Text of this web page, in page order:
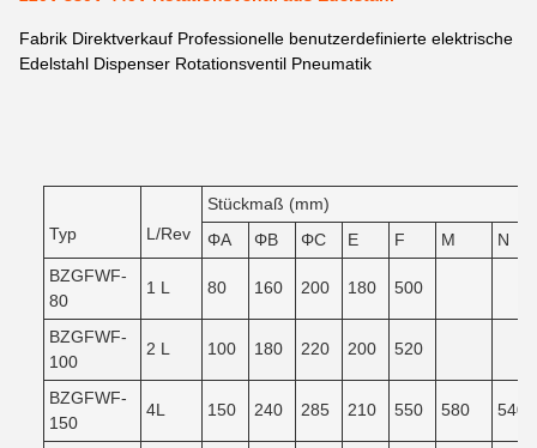
Fabrik Direktverkauf Professionelle benutzerdefinierte elektrische
Edelstahl Dispenser Rotationsventil Pneumatik
Typ L/Rev
Stückmaß (mm)
ΦA
ΦB ΦC E F M
N
BZGFWF-
80
1 L 80 160 200 180 500
BZGFWF-
100
2 L 100 180 220 200 520
BZGFWF-
150
4L 150 240 285 210 550 580 540